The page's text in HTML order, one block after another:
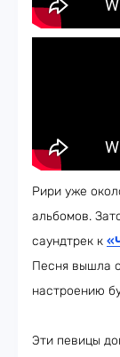
Рири уже
альбомов.
саундтрек к «
Песня вышла
настроению
Эти певицы